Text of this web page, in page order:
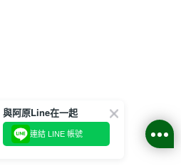
與阿原Line在一起
連結 LINE 帳號